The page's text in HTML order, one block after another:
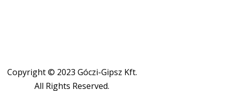
Copyright © 2023 Góczi-Gipsz Kft.
All Rights Reserved.